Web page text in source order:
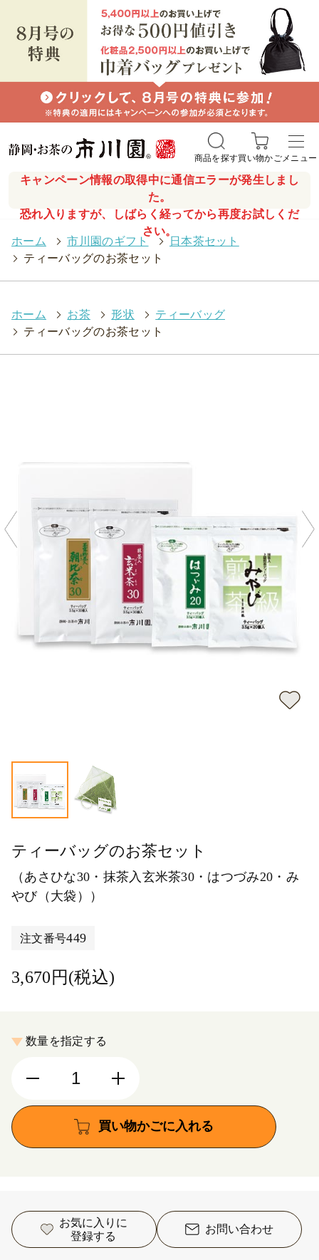
キャンペーン情報の取得中に通信エラーが発生しまし
た。
恐れ入りますが、しばらく経ってから再度お試しくだ
さい。
商品を探す買い物かごメニュー
ホーム > 市川園のギフト >
日本茶セット
> ティーバッグのお茶セット
ホーム > お茶 > 形状 > ティーバッグ
> ティーバッグのお茶セット
ティーバッグのお茶セット
（あさひな30・抹茶入玄米茶30・はつづみ20・み
やび（大袋））
注文番号449
3,670円(税込)
数量を指定する
買い物かごに入れる
お気に入りに
登録する
お問い合わせ